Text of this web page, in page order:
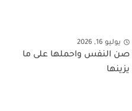
يوليو 16, 2026
صن النفس واحملها على ما
يزينها